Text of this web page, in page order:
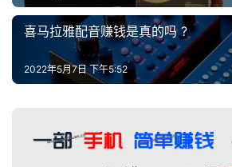
喜马拉雅配音赚钱是真的吗 ?
2022年5月7日 下午5:52